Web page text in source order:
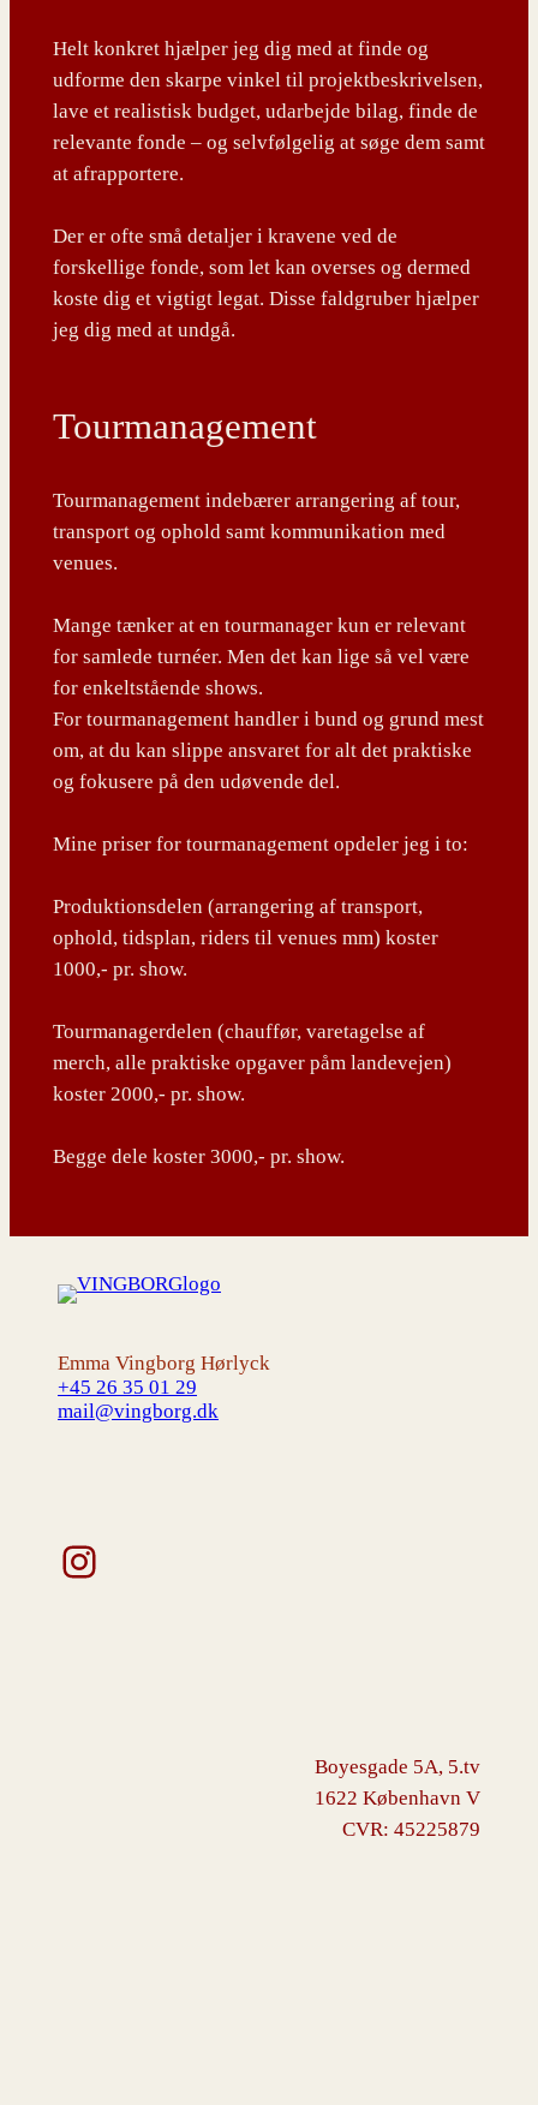
Helt konkret hjælper jeg dig med at finde og
udforme den skarpe vinkel til projektbeskrivelsen,
lave et realistisk budget, udarbejde bilag, finde de
relevante fonde – og selvfølgelig at søge dem samt
at afrapportere.
Der er ofte små detaljer i kravene ved de
forskellige fonde, som let kan overses og dermed
koste dig et vigtigt legat. Disse faldgruber hjælper
jeg dig med at undgå.
Tourmanagement
Tourmanagement indebærer arrangering af tour,
transport og ophold samt kommunikation med
venues.
Mange tænker at en tourmanager kun er relevant
for samlede turnéer. Men det kan lige så vel være
for enkeltstående shows.
For tourmanagement handler i bund og grund mest
om, at du kan slippe ansvaret for alt det praktiske
og fokusere på den udøvende del.
Mine priser for tourmanagement opdeler jeg i to:
Produktionsdelen (arrangering af transport,
ophold, tidsplan, riders til venues mm) koster
1000,- pr. show.
Tourmanagerdelen (chauffør, varetagelse af
merch, alle praktiske opgaver påm landevejen)
koster 2000,- pr. show.
Begge dele koster 3000,- pr. show.
Emma Vingborg Hørlyck
+45 26 35 01 29
mail@vingborg.dk
Instagram
Boyesgade 5A, 5.tv
1622 København V
CVR: 45225879